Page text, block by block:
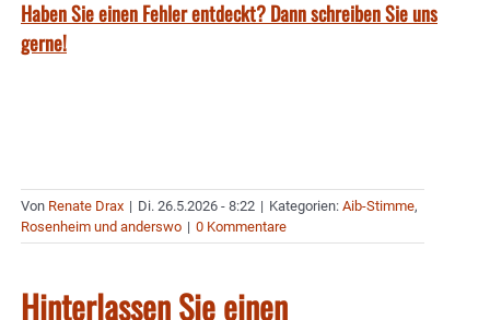
Haben Sie einen Fehler entdeckt? Dann schreiben Sie uns
gerne!
Von Renate Drax | Di. 26.5.2026 - 8:22 | Kategorien: Aib-Stimme,
Rosenheim und anderswo | 0 Kommentare
Hinterlassen Sie einen